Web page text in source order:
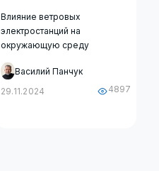
Влияние ветровых
электростанций на
окружающую среду
Василий Панчук
29.11.2024
4897